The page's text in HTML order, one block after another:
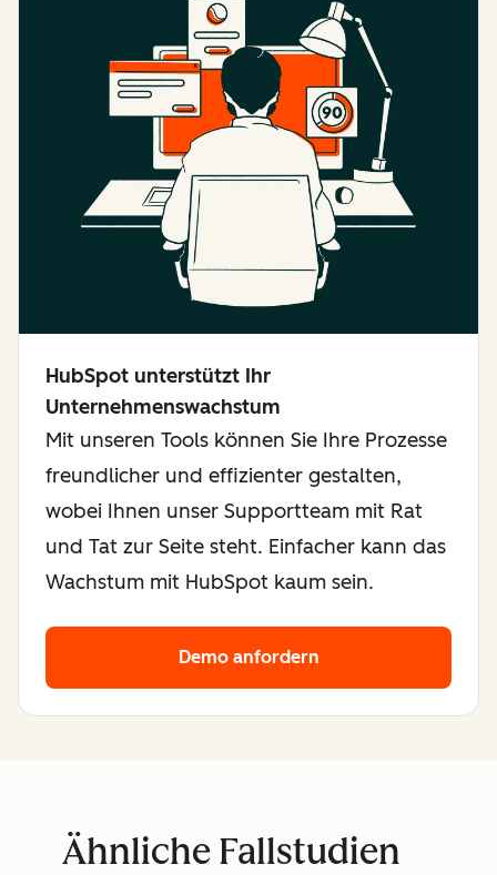
HubSpot unterstützt Ihr
Unternehmenswachstum
Mit unseren Tools können Sie Ihre Prozesse
freundlicher und effizienter gestalten,
wobei Ihnen unser Supportteam mit Rat
und Tat zur Seite steht. Einfacher kann das
Wachstum mit HubSpot kaum sein.
Demo anfordern
Ähnliche Fallstudien